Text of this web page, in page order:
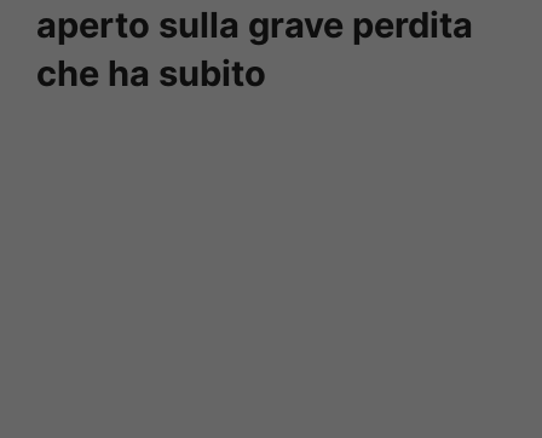
aperto sulla grave perdita
che ha subito